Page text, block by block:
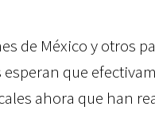
de México y otros
que
ahora que han